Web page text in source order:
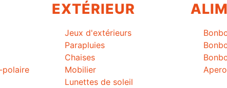
polaire
EXTÉRIEUR
Jeux d'extérieurs
Parapluies
Chaises
Mobilier
Lunettes de soleil
Apero